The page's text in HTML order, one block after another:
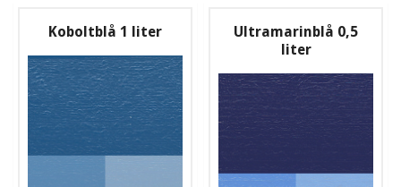
Koboltblå 1 liter
Ultramarinblå 0,5
liter